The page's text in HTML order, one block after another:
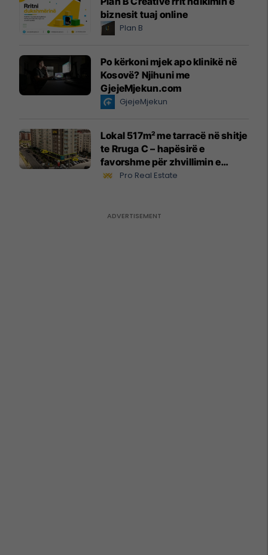
biznesit tuaj online
Plan B
Po kërkoni mjek apo klinikë në
Kosovë? Njihuni me
GjejeMjekun.com
GjejeMjekun
Lokal 517m² me tarracë në shitje
te Rruga C – hapësirë e
favorshme për zhvillimin e
biznesit #15796
Pro Real Estate